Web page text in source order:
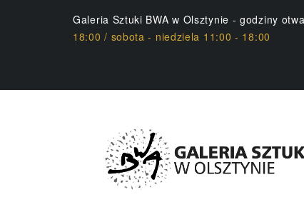
Galeria Sztuki BWA w Olsztynie - godziny
18:00 / sobota - niedziela 11:00 - 18:00